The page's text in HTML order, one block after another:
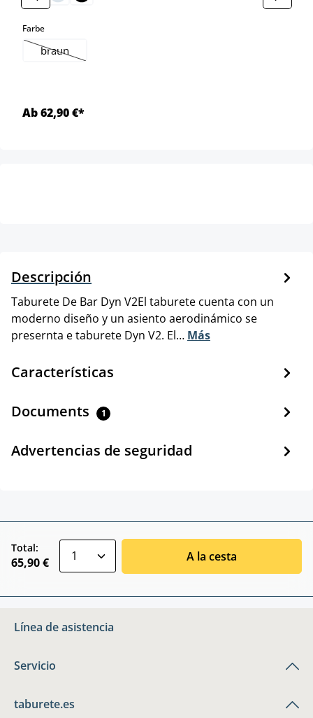
Farbeselect
braun
(Esta opción no está disponible en este momento.)
Ab 62,90 €*
Descripción
Taburete De Bar Dyn V2El taburete cuenta con un
moderno diseño y un asiento aerodinámico se
presernta e taburete Dyn V2. El… Más
Características
Documents 1
Advertencias de seguridad
Total:
65,90 € A la cesta
Línea de asistencia
Servicio
taburete.es